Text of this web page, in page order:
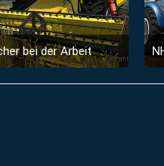
bei der Arbeit
2014 um 11:48